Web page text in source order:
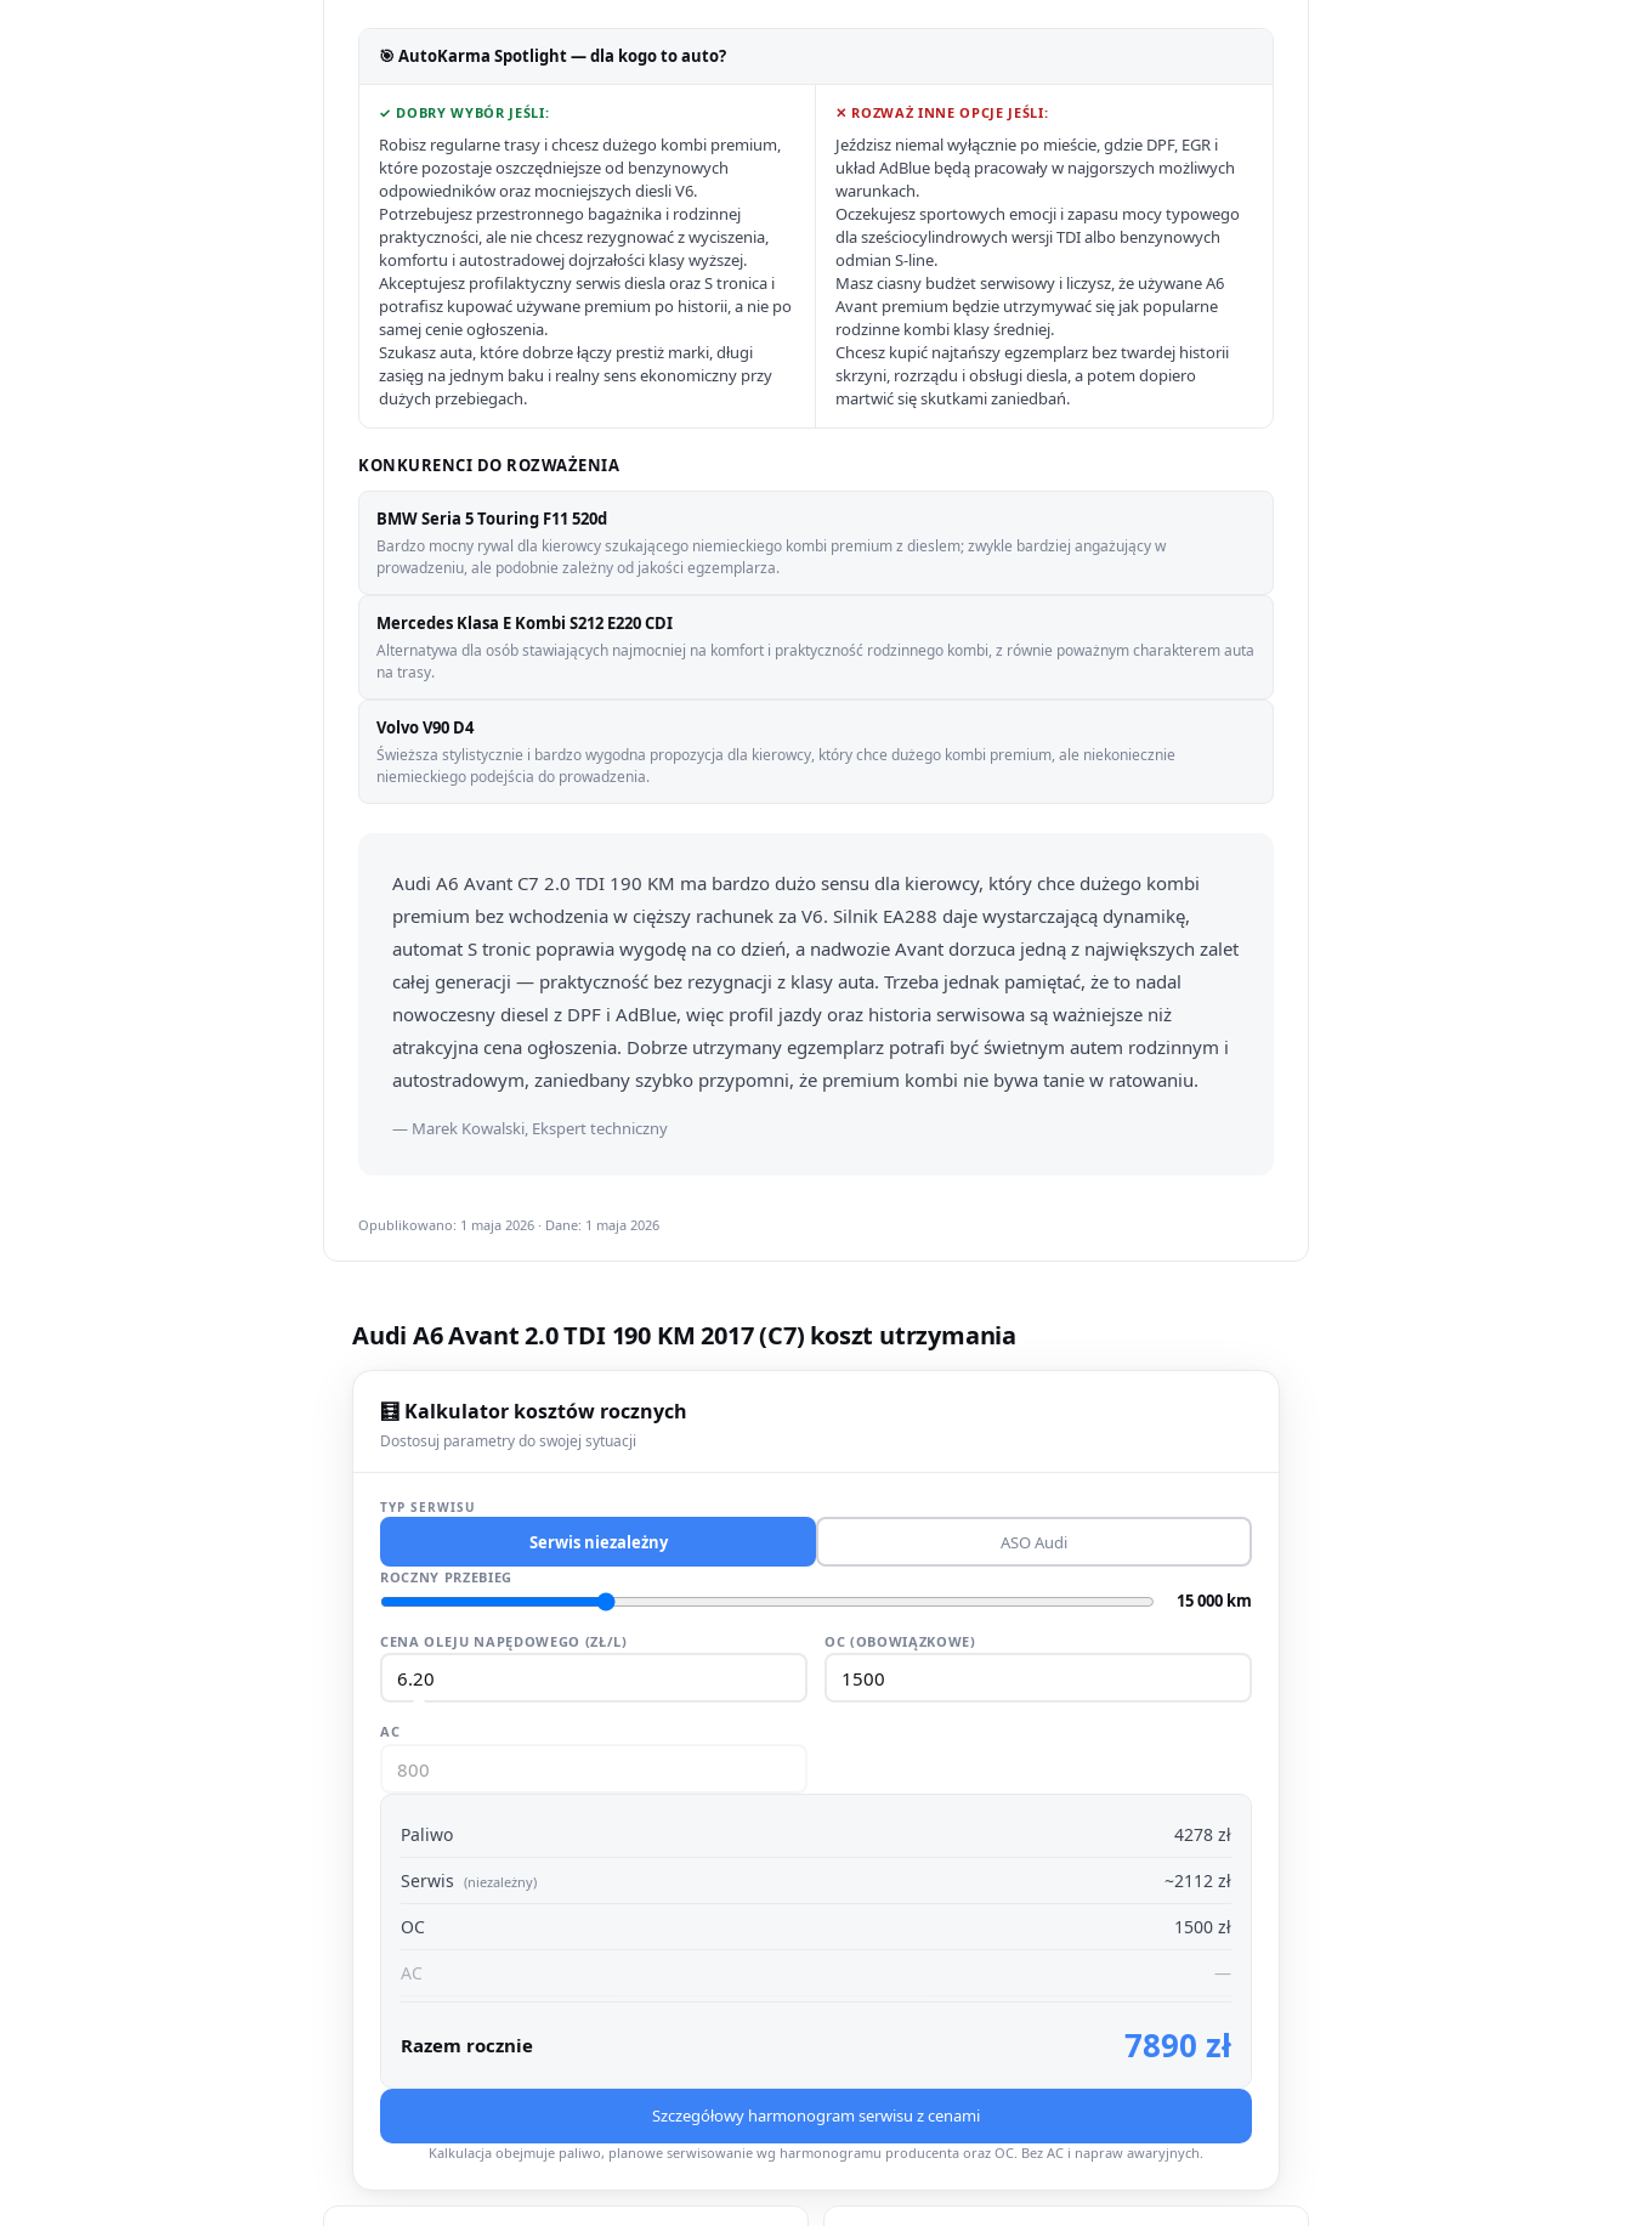
🎯 AutoKarma Spotlight — dla kogo to auto?
✓ DOBRY WYBÓR JEŚLI:
Robisz regularne trasy i chcesz dużego kombi premium,
które pozostaje oszczędniejsze od benzynowych
odpowiedników oraz mocniejszych diesli V6.
Potrzebujesz przestronnego bagażnika i rodzinnej
praktyczności, ale nie chcesz rezygnować z wyciszenia,
komfortu i autostradowej dojrzałości klasy wyższej.
Akceptujesz profilaktyczny serwis diesla oraz S tronica i
potrafisz kupować używane premium po historii, a nie po
samej cenie ogłoszenia.
Szukasz auta, które dobrze łączy prestiż marki, długi
zasięg na jednym baku i realny sens ekonomiczny przy
dużych przebiegach.
✕ ROZWAŻ INNE OPCJE JEŚLI:
Jeździsz niemal wyłącznie po mieście, gdzie DPF, EGR i
układ AdBlue będą pracowały w najgorszych możliwych
warunkach.
Oczekujesz sportowych emocji i zapasu mocy typowego
dla sześciocylindrowych wersji TDI albo benzynowych
odmian S-line.
Masz ciasny budżet serwisowy i liczysz, że używane A6
Avant premium będzie utrzymywać się jak popularne
rodzinne kombi klasy średniej.
Chcesz kupić najtańszy egzemplarz bez twardej historii
skrzyni, rozrządu i obsługi diesla, a potem dopiero
martwić się skutkami zaniedbań.
KONKURENCI DO ROZWAŻENIA
BMW Seria 5 Touring F11 520d
Bardzo mocny rywal dla kierowcy szukającego niemieckiego kombi premium z dieslem; zwykle bardziej angażujący w
prowadzeniu, ale podobnie zależny od jakości egzemplarza.
Mercedes Klasa E Kombi S212 E220 CDI
Alternatywa dla osób stawiających najmocniej na komfort i praktyczność rodzinnego kombi, z równie poważnym charakterem auta
na trasy.
Volvo V90 D4
Świeższa stylistycznie i bardzo wygodna propozycja dla kierowcy, który chce dużego kombi premium, ale niekoniecznie
niemieckiego podejścia do prowadzenia.
Audi A6 Avant C7 2.0 TDI 190 KM ma bardzo dużo sensu dla kierowcy, który chce dużego kombi
premium bez wchodzenia w cięższy rachunek za V6. Silnik EA288 daje wystarczającą dynamikę,
automat S tronic poprawia wygodę na co dzień, a nadwozie Avant dorzuca jedną z największych zalet
całej generacji — praktyczność bez rezygnacji z klasy auta. Trzeba jednak pamiętać, że to nadal
nowoczesny diesel z DPF i AdBlue, więc profil jazdy oraz historia serwisowa są ważniejsze niż
atrakcyjna cena ogłoszenia. Dobrze utrzymany egzemplarz potrafi być świetnym autem rodzinnym i
autostradowym, zaniedbany szybko przypomni, że premium kombi nie bywa tanie w ratowaniu.
— Marek Kowalski, Ekspert techniczny
Opublikowano: 1 maja 2026 · Dane: 1 maja 2026
Audi A6 Avant 2.0 TDI 190 KM 2017 (C7) koszt utrzymania
🧮 Kalkulator kosztów rocznych
Dostosuj parametry do swojej sytuacji
TYP SERWISU
Serwis niezależny ASO Audi
ROCZNY PRZEBIEG
15 000 km
CENA OLEJU NAPĘDOWEGO (ZŁ/L) OC (OBOWIĄZKOWE)
AC
Paliwo
4278 zł
Serwis (niezależny)
~2112 zł
OC
1500 zł
AC
—
Razem rocznie 7890 zł
Szczegółowy harmonogram serwisu z cenami
Kalkulacja obejmuje paliwo, planowe serwisowanie wg harmonogramu producenta oraz OC. Bez AC i napraw awaryjnych.